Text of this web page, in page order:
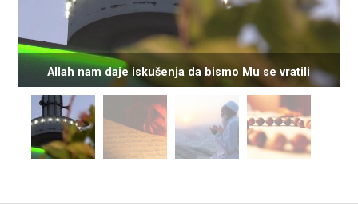
Allah nam daje iskušenja da bismo Mu se vratili